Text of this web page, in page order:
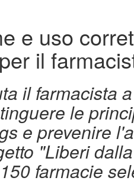
e uso
il
il farmacista
le
e prevenire
"Liberi
farmacie